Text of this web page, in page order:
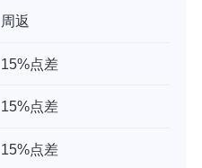
周返
15%点差
15%点差
15%点差